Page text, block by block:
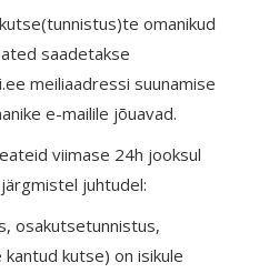
omanikud
saadetakse
meiliaadressi suunamise
e-mailile jõuavad.
viimase 24h jooksul
juhtudel:
osakutsetunnistus,
kutse) on isikule